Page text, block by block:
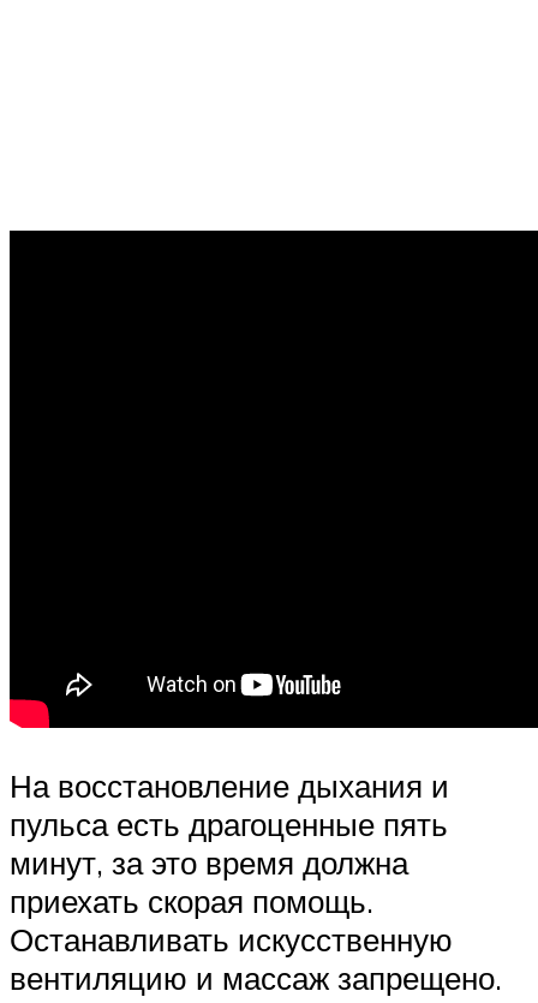
На восстановление дыхания и
пульса есть драгоценные пять
минут, за это время должна
приехать скорая помощь.
Останавливать искусственную
вентиляцию и массаж запрещено.